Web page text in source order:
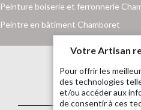
Peinture boiserie et ferronnerie
Peintre en bâtiment Chamboret
Votre Artisan
Pour offrir les
des technologies
et/ou accéder aux
de consentir à ces